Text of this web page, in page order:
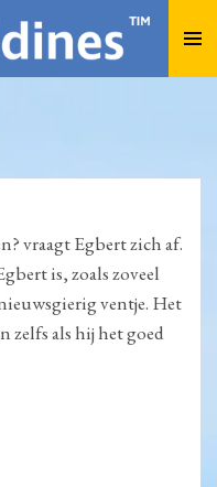
vraagt Egbert zich af.
is, zoals zoveel
ventje. Het
zelfs als hij het goed